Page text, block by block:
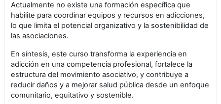
Actualmente no existe una formación específica que
habilite para coordinar equipos y recursos en adicciones,
lo que limita el potencial organizativo y la sostenibilidad de
las asociaciones.
En síntesis, este curso transforma la experiencia en
adicción en una competencia profesional, fortalece la
estructura del movimiento asociativo, y contribuye a
reducir daños y a mejorar salud pública desde un enfoque
comunitario, equitativo y sostenible.